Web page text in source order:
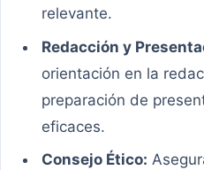
relevante.
Redacción y
orientación en la
preparación de
eficaces.
Consejo Ético: